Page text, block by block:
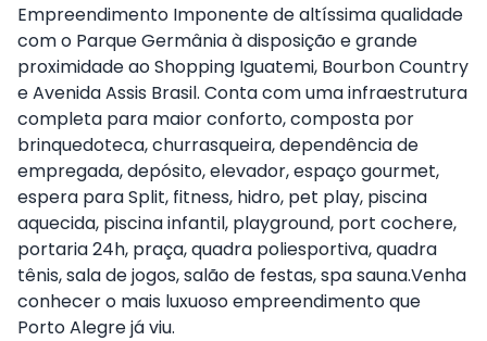
Empreendimento Imponente de altíssima qualidade
com o Parque Germânia à disposição e grande
proximidade ao Shopping Iguatemi, Bourbon Country
e Avenida Assis Brasil. Conta com uma infraestrutura
completa para maior conforto, composta por
brinquedoteca, churrasqueira, dependência de
empregada, depósito, elevador, espaço gourmet,
espera para Split, fitness, hidro, pet play, piscina
aquecida, piscina infantil, playground, port cochere,
portaria 24h, praça, quadra poliesportiva, quadra
tênis, sala de jogos, salão de festas, spa sauna.Venha
conhecer o mais luxuoso empreendimento que
Porto Alegre já viu.